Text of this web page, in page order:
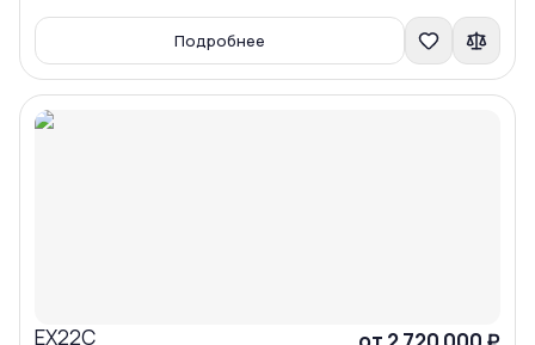
Подробнее
EX22C Сравнить